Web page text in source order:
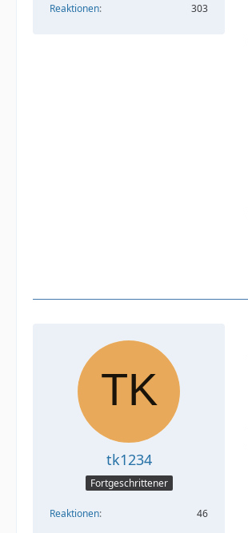
Reaktionen 303
tk1234
Fortgeschrittener
Reaktionen 46